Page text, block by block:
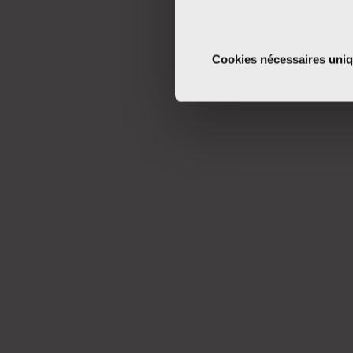
Identifier votre
Cookies nécessaires